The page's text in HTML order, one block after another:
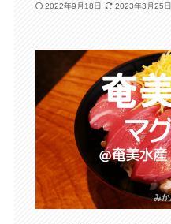
2022年9月18日 2023年3月25日